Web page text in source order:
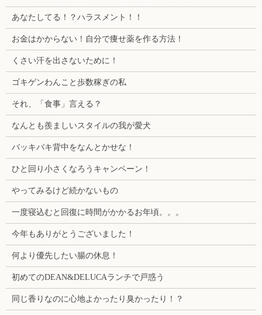
あなたしてる！？ハラスメント！！
お金はかからない！自分で痩せ薬を作る方法！
くさい汗を出さないために！
ゴキゲンわんこと歩数稼ぎの私
それ、「食事」言える？
なんとも羨ましいスタイルの我が愛犬
バッキバキ背中をなんとかせな！
ひと回り小さくなろうキャンペーン！
やってみるけど続かないもの
一度寝込むと回復に時間がかかるお年頃。。。
今年もありがとうございました！
何より優先したい腸の休息！
初めてのDEAN&DELUCAランチで戸惑う
同じ香りなのに心地よかったり臭かったり！？